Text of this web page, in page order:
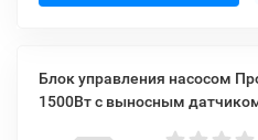
Блок управления насосом
1500Вт с выносным